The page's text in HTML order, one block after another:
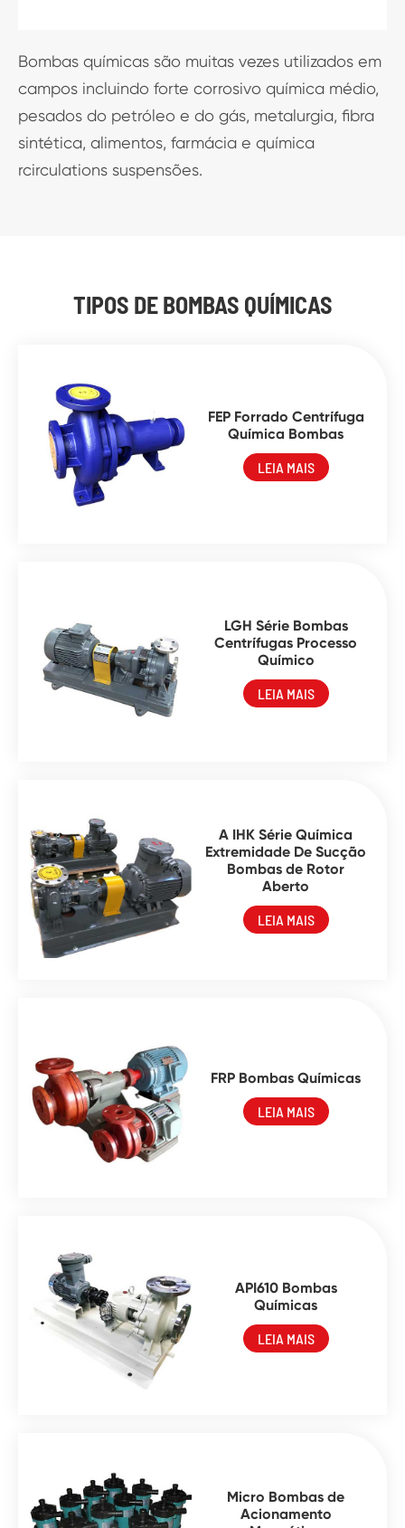
Bombas químicas são muitas vezes utilizados em
campos incluindo forte corrosivo química médio,
pesados do petróleo e do gás, metalurgia, fibra
sintética, alimentos, farmácia e química
rcirculations suspensões.
TIPOS DE BOMBAS QUÍMICAS
FEP Forrado Centrífuga
Química Bombas
LEIA MAIS
LGH Série Bombas
Centrífugas Processo
Químico
LEIA MAIS
A IHK Série Química
Extremidade De Sucção
Bombas de Rotor
Aberto
LEIA MAIS
FRP Bombas Químicas
LEIA MAIS
API610 Bombas
Químicas
LEIA MAIS
Micro Bombas de
Acionamento